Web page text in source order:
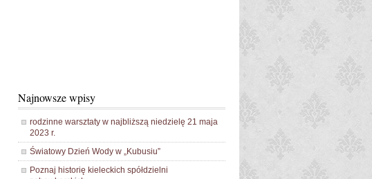
Najnowsze wpisy
rodzinne warsztaty w najbliższą niedzielę 21 maja
2023 r.
Światowy Dzień Wody w „Kubusiu”
Poznaj historię kieleckich spółdzielni